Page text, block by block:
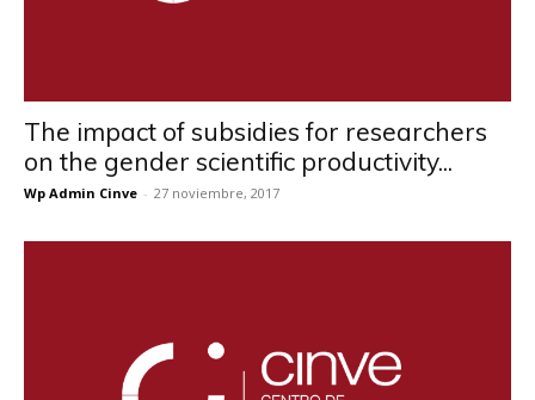
The impact of subsidies for researchers
on the gender scientific productivity...
Wp Admin Cinve - 27 noviembre, 2017